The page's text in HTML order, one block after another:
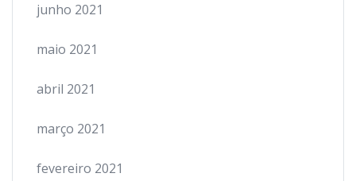
junho 2021
maio 2021
abril 2021
março 2021
fevereiro 2021